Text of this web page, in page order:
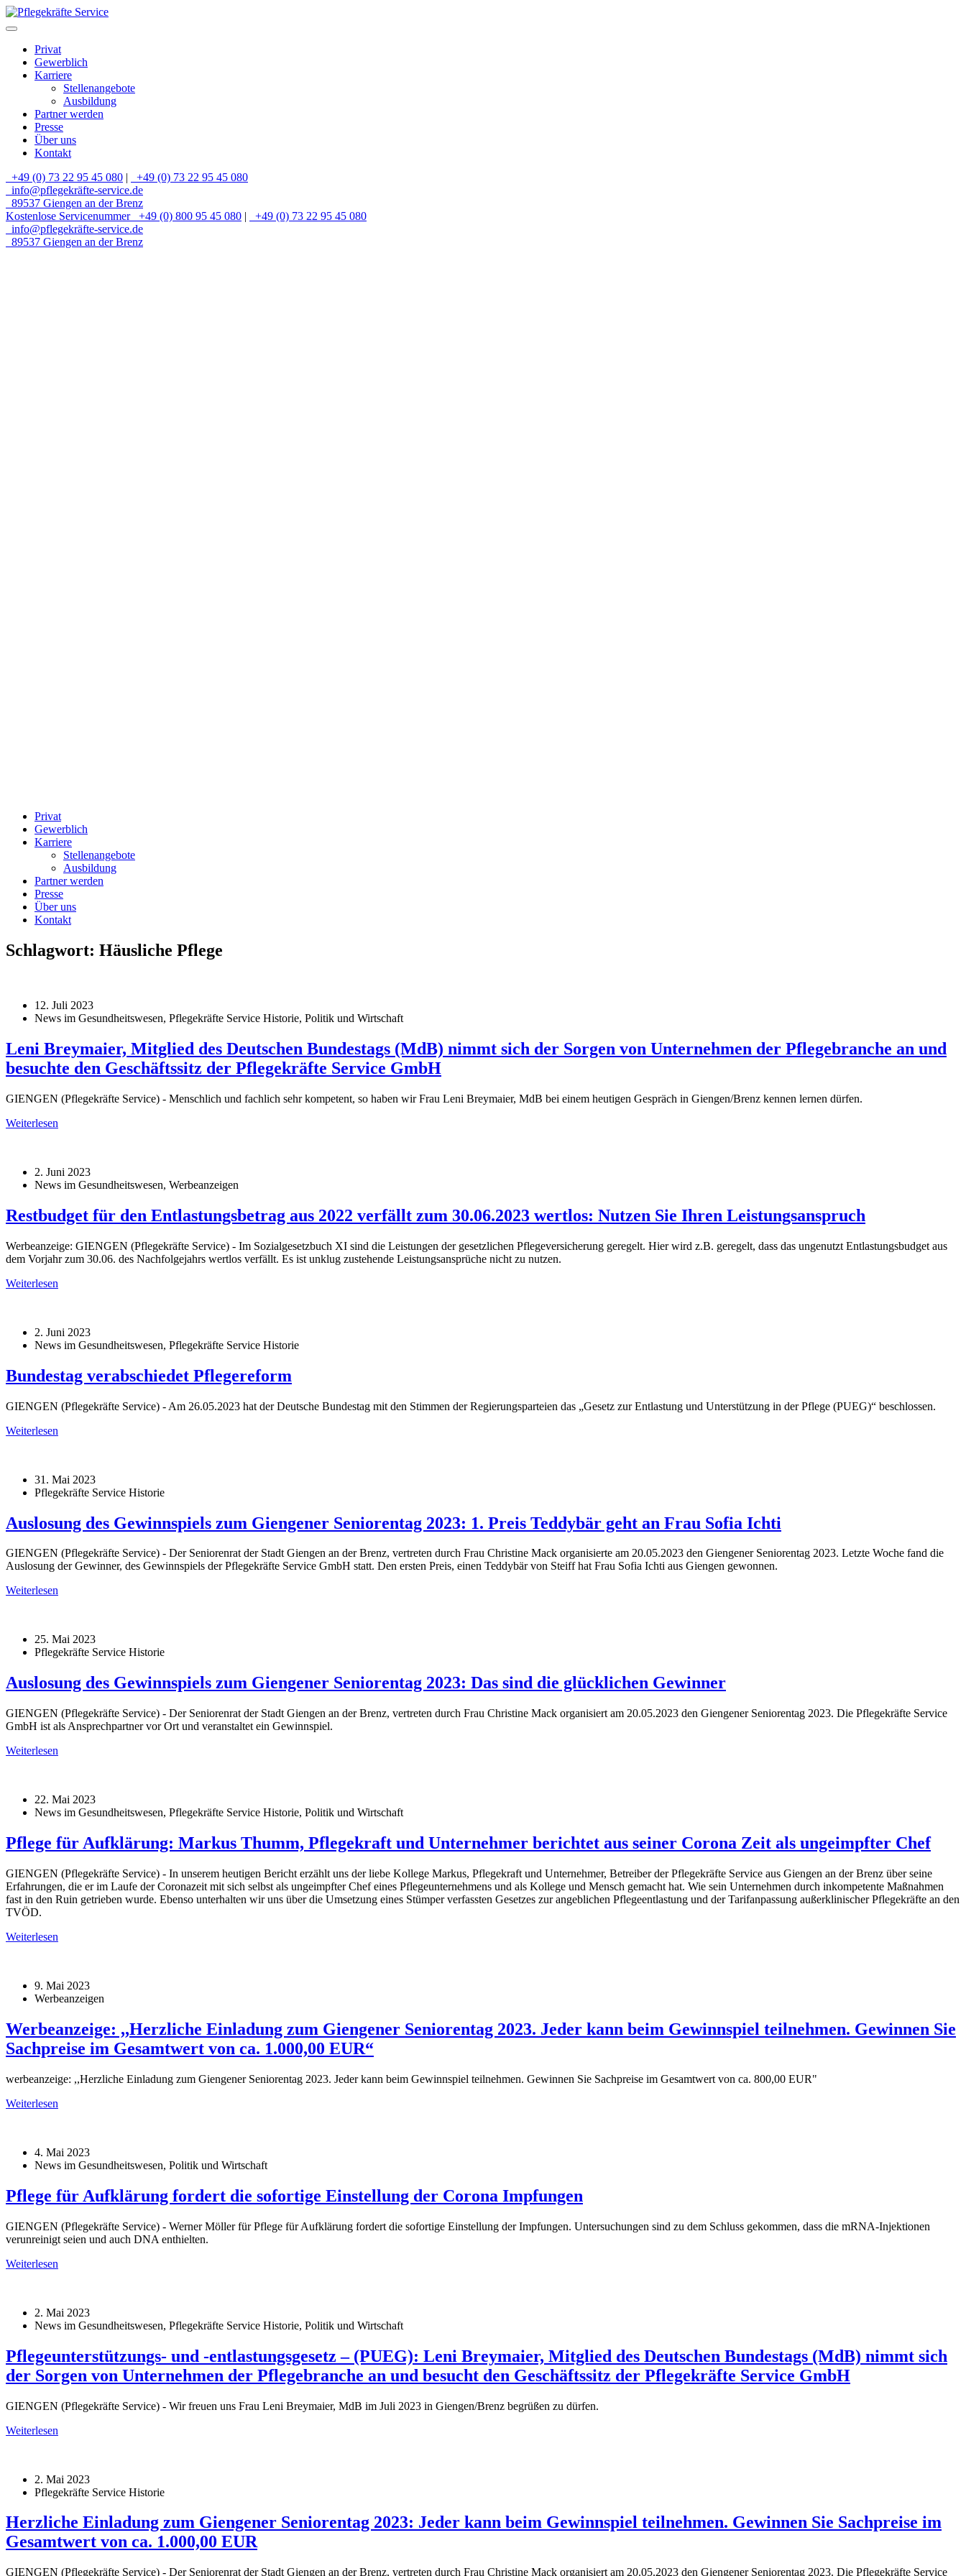
Privat
Gewerblich
Karriere
Stellenangebote
Ausbildung
Partner werden
Presse
Über uns
Kontakt
+49 (0) 73 22 95 45 080 |
+49 (0) 73 22 95 45 080
info@pflegekräfte-service.de
89537 Giengen an der Brenz
Kostenlose Servicenummer
+49 (0) 800 95 45 080 |
+49 (0) 73 22 95 45 080
info@pflegekräfte-service.de
89537 Giengen an der Brenz
Privat
Gewerblich
Karriere
Stellenangebote
Ausbildung
Partner werden
Presse
Über uns
Kontakt
Schlagwort: Häusliche Pflege
12. Juli 2023
News im Gesundheitswesen, Pflegekräfte Service Historie, Politik und Wirtschaft
Leni Breymaier, Mitglied des Deutschen Bundestags (MdB) nimmt sich der Sorgen von Unternehmen der Pflegebranche an und
besuchte den Geschäftssitz der Pflegekräfte Service GmbH
GIENGEN (Pflegekräfte Service) - Menschlich und fachlich sehr kompetent, so haben wir Frau Leni Breymaier, MdB bei einem heutigen Gespräch in Giengen/Brenz kennen lernen dürfen.
Weiterlesen
2. Juni 2023
News im Gesundheitswesen, Werbeanzeigen
Restbudget für den Entlastungsbetrag aus 2022 verfällt zum 30.06.2023 wertlos: Nutzen Sie Ihren Leistungsanspruch
Werbeanzeige: GIENGEN (Pflegekräfte Service) - Im Sozialgesetzbuch XI sind die Leistungen der gesetzlichen Pflegeversicherung geregelt. Hier wird z.B. geregelt, dass das ungenutzt Entlastungsbudget aus
dem Vorjahr zum 30.06. des Nachfolgejahrs wertlos verfällt. Es ist unklug zustehende Leistungsansprüche nicht zu nutzen.
Weiterlesen
2. Juni 2023
News im Gesundheitswesen, Pflegekräfte Service Historie
Bundestag verabschiedet Pflegereform
GIENGEN (Pflegekräfte Service) - Am 26.05.2023 hat der Deutsche Bundestag mit den Stimmen der Regierungsparteien das „Gesetz zur Entlastung und Unterstützung in der Pflege (PUEG)“ beschlossen.
Weiterlesen
31. Mai 2023
Pflegekräfte Service Historie
Auslosung des Gewinnspiels zum Giengener Seniorentag 2023: 1. Preis Teddybär geht an Frau Sofia Ichti
GIENGEN (Pflegekräfte Service) - Der Seniorenrat der Stadt Giengen an der Brenz, vertreten durch Frau Christine Mack organisierte am 20.05.2023 den Giengener Seniorentag 2023. Letzte Woche fand die
Auslosung der Gewinner, des Gewinnspiels der Pflegekräfte Service GmbH statt. Den ersten Preis, einen Teddybär von Steiff hat Frau Sofia Ichti aus Giengen gewonnen.
Weiterlesen
25. Mai 2023
Pflegekräfte Service Historie
Auslosung des Gewinnspiels zum Giengener Seniorentag 2023: Das sind die glücklichen Gewinner
GIENGEN (Pflegekräfte Service) - Der Seniorenrat der Stadt Giengen an der Brenz, vertreten durch Frau Christine Mack organisiert am 20.05.2023 den Giengener Seniorentag 2023. Die Pflegekräfte Service
GmbH ist als Ansprechpartner vor Ort und veranstaltet ein Gewinnspiel.
Weiterlesen
22. Mai 2023
News im Gesundheitswesen, Pflegekräfte Service Historie, Politik und Wirtschaft
Pflege für Aufklärung: Markus Thumm, Pflegekraft und Unternehmer berichtet aus seiner Corona Zeit als ungeimpfter Chef
GIENGEN (Pflegekräfte Service) - In unserem heutigen Bericht erzählt uns der liebe Kollege Markus, Pflegekraft und Unternehmer, Betreiber der Pflegekräfte Service aus Giengen an der Brenz über seine
Erfahrungen, die er im Laufe der Coronazeit mit sich selbst als ungeimpfter Chef eines Pflegeunternehmens und als Kollege und Mensch gemacht hat. Wie sein Unternehmen durch inkompetente Maßnahmen
fast in den Ruin getrieben wurde. Ebenso unterhalten wir uns über die Umsetzung eines Stümper verfassten Gesetzes zur angeblichen Pflegeentlastung und der Tarifanpassung außerklinischer Pflegekräfte an den
TVÖD.
Weiterlesen
9. Mai 2023
Werbeanzeigen
Werbeanzeige: ,,Herzliche Einladung zum Giengener Seniorentag 2023. Jeder kann beim Gewinnspiel teilnehmen. Gewinnen Sie
Sachpreise im Gesamtwert von ca. 1.000,00 EUR“
werbeanzeige: ,,Herzliche Einladung zum Giengener Seniorentag 2023. Jeder kann beim Gewinnspiel teilnehmen. Gewinnen Sie Sachpreise im Gesamtwert von ca. 800,00 EUR"
Weiterlesen
4. Mai 2023
News im Gesundheitswesen, Politik und Wirtschaft
Pflege für Aufklärung fordert die sofortige Einstellung der Corona Impfungen
GIENGEN (Pflegekräfte Service) - Werner Möller für Pflege für Aufklärung fordert die sofortige Einstellung der Impfungen. Untersuchungen sind zu dem Schluss gekommen, dass die mRNA-Injektionen
verunreinigt seien und auch DNA enthielten.
Weiterlesen
2. Mai 2023
News im Gesundheitswesen, Pflegekräfte Service Historie, Politik und Wirtschaft
Pflegeunterstützungs- und -entlastungsgesetz – (PUEG): Leni Breymaier, Mitglied des Deutschen Bundestags (MdB) nimmt sich
der Sorgen von Unternehmen der Pflegebranche an und besucht den Geschäftssitz der Pflegekräfte Service GmbH
GIENGEN (Pflegekräfte Service) - Wir freuen uns Frau Leni Breymaier, MdB im Juli 2023 in Giengen/Brenz begrüßen zu dürfen.
Weiterlesen
2. Mai 2023
Pflegekräfte Service Historie
Herzliche Einladung zum Giengener Seniorentag 2023: Jeder kann beim Gewinnspiel teilnehmen. Gewinnen Sie Sachpreise im
Gesamtwert von ca. 1.000,00 EUR
GIENGEN (Pflegekräfte Service) - Der Seniorenrat der Stadt Giengen an der Brenz, vertreten durch Frau Christine Mack organisiert am 20.05.2023 den Giengener Seniorentag 2023. Die Pflegekräfte Service